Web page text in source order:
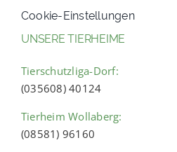
Cookie-Einstellungen
UNSERE TIERHEIME
Tierschutzliga-Dorf:
(035608) 40124
Tierheim Wollaberg:
(08581) 96160